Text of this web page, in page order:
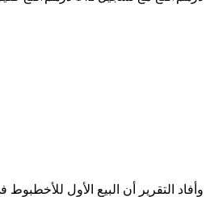
وأفاد التقرير أن البيع الأول